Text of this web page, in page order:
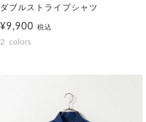
ダブルストライプシャツ
¥9,900 税込
2 colors